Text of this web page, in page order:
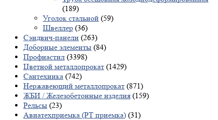
(189)
Уголок стальной (59)
Швеллер (36)
Сэндвич-панели (263)
Доборные элементы (84)
Профнастил (3398)
Цветной металлопрокат (1429)
Сантехника (742)
Нержавеющий металлопрокат (871)
ЖБИ / Железобетонные изделия (159)
Рельсы (23)
Авиатехприемка (РТ приемка) (31)